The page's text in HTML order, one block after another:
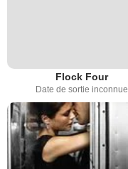
Flock Four
Date de sortie inconnue